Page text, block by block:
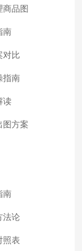
商品图
南
对比
指南
读
图方案
南
法论
照表